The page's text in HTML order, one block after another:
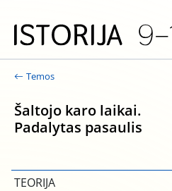
Temos
Šaltojo karo laikai.
Padalytas pasaulis
TEORIJA